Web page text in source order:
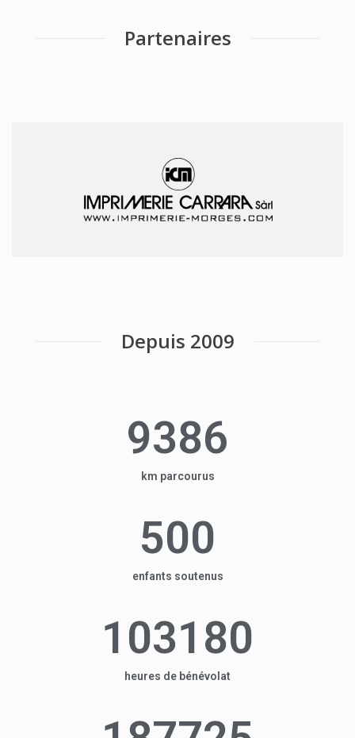
Partenaires
Depuis 2009
9386
km parcourus
500
enfants soutenus
103180
heures de bénévolat